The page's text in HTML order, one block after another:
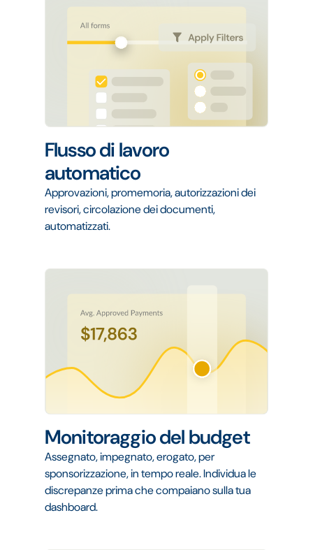
Flusso di lavoro
automatico
Approvazioni, promemoria, autorizzazioni dei
revisori, circolazione dei documenti,
automatizzati.
Monitoraggio del budget
Assegnato, impegnato, erogato, per
sponsorizzazione, in tempo reale. Individua le
discrepanze prima che compaiano sulla tua
dashboard.